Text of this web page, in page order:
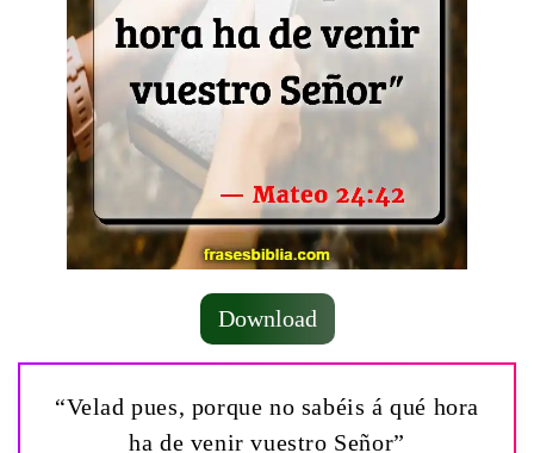
Download
“Velad pues, porque no sabéis á qué hora
ha de venir vuestro Señor”